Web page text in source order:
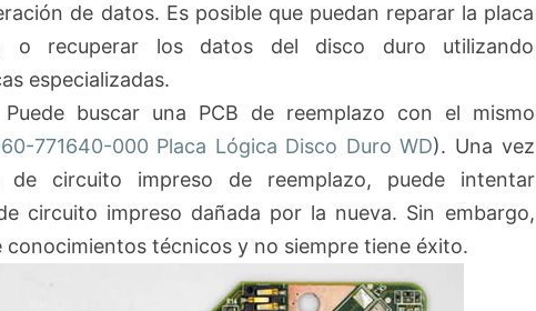
de datos. Es posible que puedan reparar la placa
o recuperar los datos del disco duro utilizando
especializadas.
buscar una PCB de reemplazo con el mismo
771640-000 Placa Lógica Disco Duro WD). Una vez
circuito impreso de reemplazo, puede intentar
circuito impreso dañada por la nueva. Sin embargo,
conocimientos técnicos y no siempre tiene éxito.